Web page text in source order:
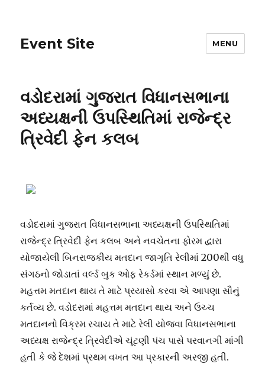
Event Site MENU
વડોદરામાં ગુજરાત વિધાનસભાના
અધ્યક્ષની ઉપસ્થિતિમાં રાજેન્દ્ર
ત્રિવેદી ફેન કલબ
વડોદરામાં ગુજરાત વિધાનસભાના અધ્યક્ષની ઉપસ્થિતિમાં
રાજેન્દ્ર ત્રિવેદી ફેન કલબ અને નવચેતના ફોરમ દ્વારા
યોજાયેલી બિનરાજકીય મતદાન જાગૃતિ રેલીમાં 200થી વધુ
સંગઠનો જોડાતાં વર્લ્ડ બુક ઓફ રેકર્ડમાં સ્થાન મળ્યું છે.
મહત્તમ મતદાન થાય તે માટે પ્રયાસો કરવા એ આપણા સૌનું
કર્તવ્ય છે. વડોદરામાં મહત્તમ મતદાન થાય અને ઉચ્ચ
મતદાનનો વિક્રમ રચાય તે માટે રેલી યોજવા વિધાનસભાના
અધ્યક્ષ રાજેન્દ્ર ત્રિવેદીએ ચૂંટણી પંચ પાસે પરવાનગી માંગી
હતી કે જે દેશમાં પ્રથમ વખત આ પ્રકારની અરજી હતી.